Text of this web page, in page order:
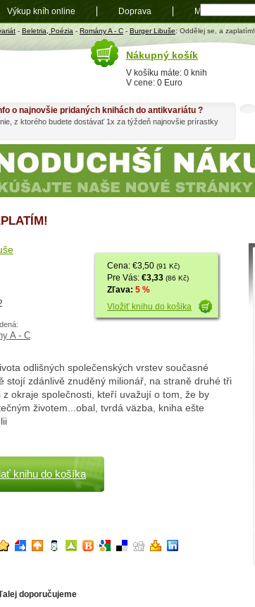
- Beletria, Poézia - Romány A - C - Burger Libuše: Oddělej se, a zaplatím!
Cena: €3,50 (91 Kč)
Pre Vás: €3,33 (86 Kč)
Zľava: 5 %
Vložiť knihu do košika
A - C
odlišných společenských vrstev současné
stojí zdánlivě znuděný milionář, na straně druhé tři
okraje společnosti, kteří uvažují o tom, že by
životem...obal, tvrdá väzba, kniha ešte
knihu do košíka
doporučujeme
o najnovšie pridaných knihách do antikvariátu ?
z ktorého budete dostávať 1x za týždeň najnovšie prírastky
Nákupný košík
V košíku máte: 0 knih
V cene: 0 Euro
Výkup kníh online Doprava Mapa